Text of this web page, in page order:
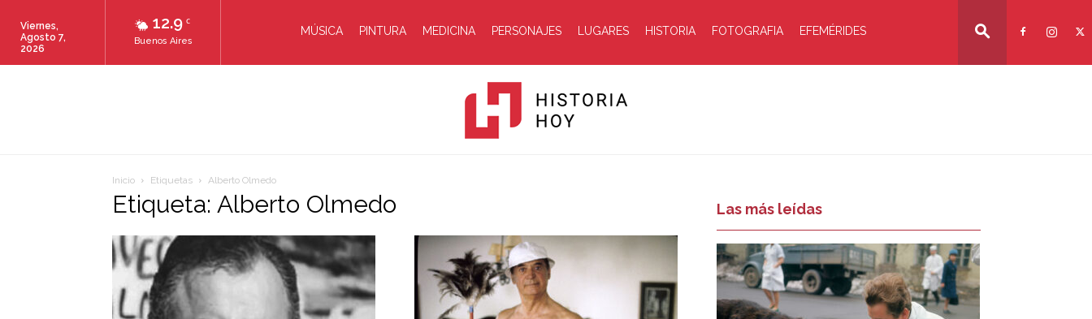
12.9 C
Buenos Aires
Viernes,
Agosto 7,
2026
MÚSICA PINTURA MEDICINA PERSONAJES LUGARES HISTORIA FOTOGRAFIA EFEMÉRIDES
Inicio Etiquetas Alberto Olmedo
Etiqueta: Alberto Olmedo Las más leídas